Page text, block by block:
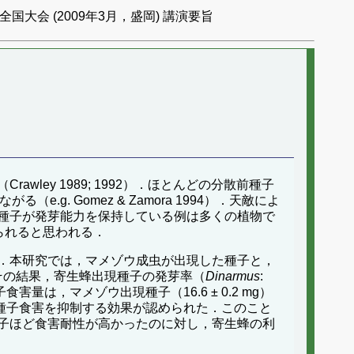
国大会 (2009年3月，盛岡) 講演要旨
Crawley 1989; 1992）．ほとんどの分散前種子
る（e.g. Gomez & Zamora 1994）．天敵によ
子が発芽能力を保持している例は多くの植物で
ると思われる．
研究では，マメゾウ成虫が出現した種子と，
結果，寄生蜂出現種子の発芽率（Dinarmus:
害量は，マメゾウ出現種子（16.6 ± 0.2 mg）
食害を抑制する効果が認められた．このこと
ど食害耐性が高かったのに対し，寄生蜂の利